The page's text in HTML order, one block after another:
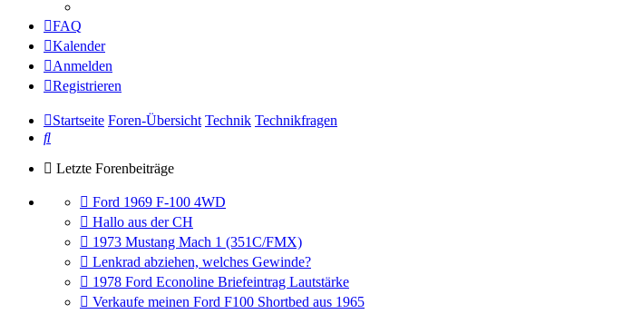
FAQ
Kalender
Anmelden
Registrieren
Startseite Foren-Übersicht Technik Technikfragen
Suche
Letzte Forenbeiträge
Gehe
zum
letzten
Beitrag
Ford 1969 F-100 4WD
Gehe
zum
letzten
Beitrag
Hallo aus der CH
Gehe
zum
letzten
Beitrag
1973 Mustang Mach 1 (351C/FMX)
Gehe
zum
letzten
Beitrag
Lenkrad abziehen, welches Gewinde?
Gehe
zum
1978 Ford Econoline Briefeintrag Lautstärke
Gehe
Verkaufe meinen Ford F100 Shortbed aus 1965